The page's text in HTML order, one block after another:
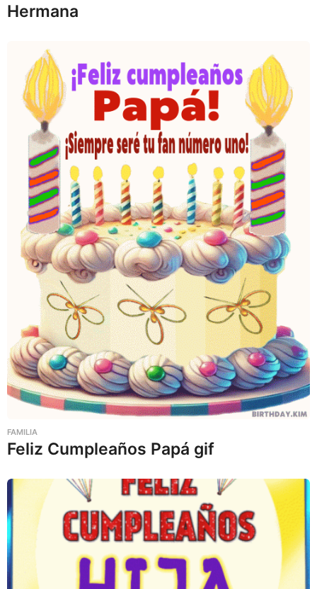
Hermana
FAMILIA
Feliz Cumpleaños Papá gif